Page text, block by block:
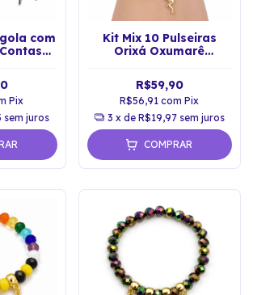
com
Pix
sem juros
Kit Mix 10 Pulseiras
Orixá Oxumarê
R$59,90
R$56,91com Pix
3 x de R$19,97 sem juros
COMPRAR